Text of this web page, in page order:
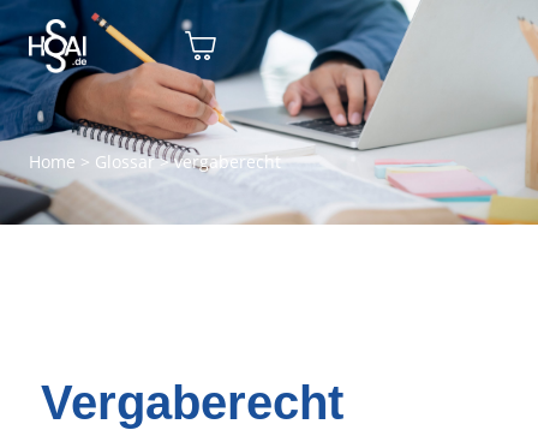
Home > Glossar>vergaberecht
Vergaberecht